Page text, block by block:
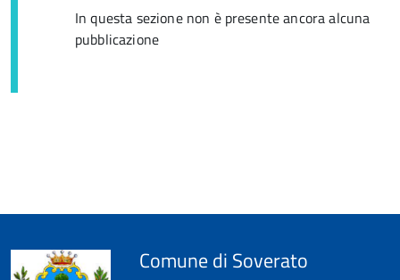
In questa sezione non è presente ancora alcuna
pubblicazione
Comune di Soverato